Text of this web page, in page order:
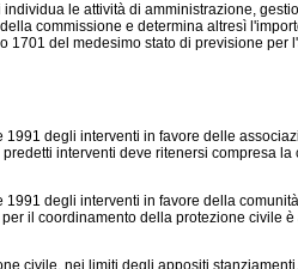
le attività di amministrazione,
commissione e determina altresì
del medesimo stato di previsione
degli interventi in favore delle
interventi deve ritenersi compresa
degli interventi in favore della
il coordinamento della protezione civile
civile, nei limiti degli appositi stanziamenti.